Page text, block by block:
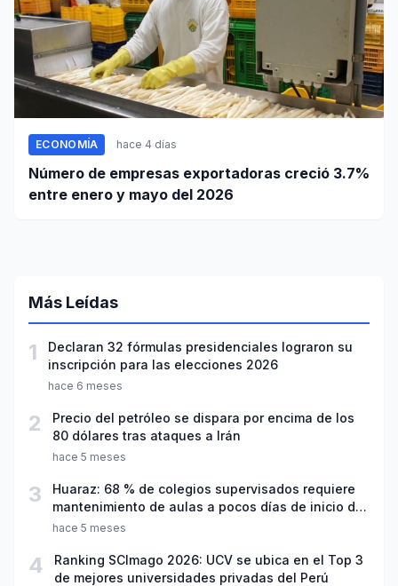
ECONOMÍA hace 4 días
Número de empresas exportadoras creció 3.7%
entre enero y mayo del 2026
Más Leídas
1
Declaran 32 fórmulas presidenciales lograron su
inscripción para las elecciones 2026
hace 6 meses
2
Precio del petróleo se dispara por encima de los
80 dólares tras ataques a Irán
hace 5 meses
3
Huaraz: 68 % de colegios supervisados requiere
mantenimiento de aulas a pocos días de inicio del
año escolar 2026
hace 5 meses
4
Ranking SCImago 2026: UCV se ubica en el Top 3
de mejores universidades privadas del Perú